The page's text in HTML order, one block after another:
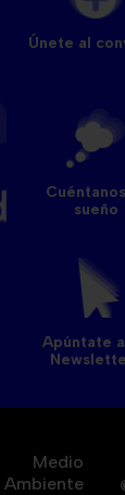
Únete al
sueño
Apúntate
Medio
Ambiente